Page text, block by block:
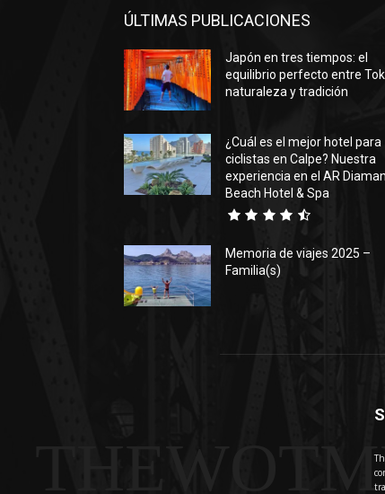
ÚLTIMAS PUBLICACIONES
Japón en tres tiempos: el
equilibrio perfecto entre
naturaleza y tradición
¿Cuál es el mejor hotel para
ciclistas en Calpe? Nuestra
experiencia en el AR
Beach Hotel & Spa
Memoria de viajes 2025 –
Familia(s)